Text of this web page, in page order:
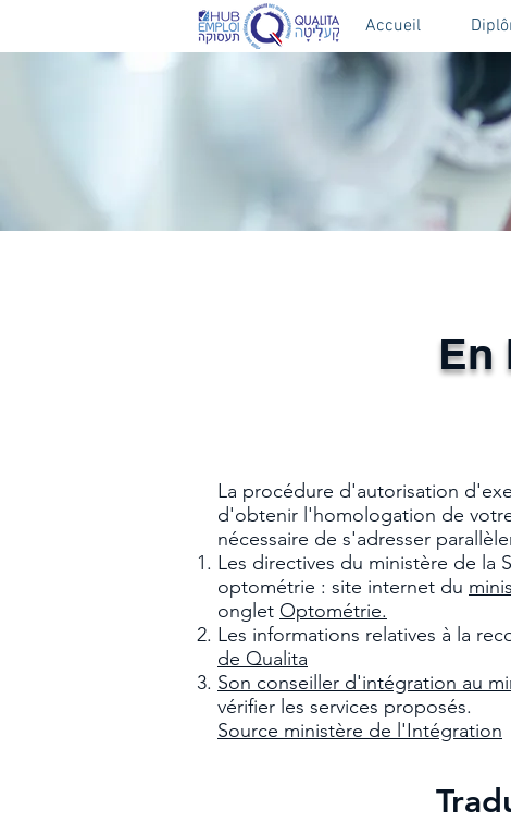
Accueil
En
La procédure d'autorisation
d'obtenir l'homologation de
nécessaire de s'adresser
Les directives du ministère de la
optométrie : site internet du
onglet Optométrie.
Les informations relatives à la
de Qualita
Son conseiller d'intégration au
vérifier les services proposés.
Source ministère de l'Intégration